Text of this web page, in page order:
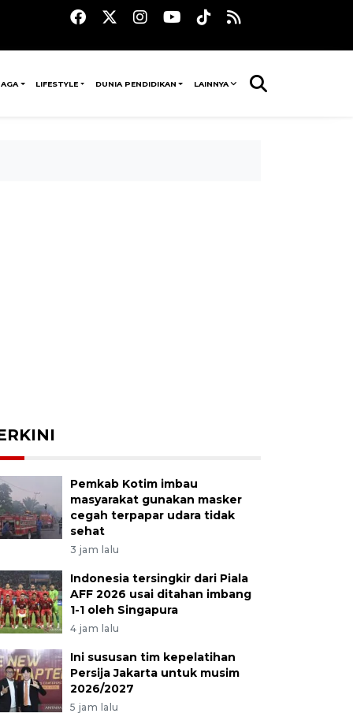
LIFESTYLE DUNIA PENDIDIKAN LAINNYA
Pemkab Kotim imbau
masyarakat gunakan masker
cegah terpapar udara tidak
sehat
3 jam lalu
Indonesia tersingkir dari Piala
AFF 2026 usai ditahan imbang
1-1 oleh Singapura
4 jam lalu
Ini sususan tim kepelatihan
Persija Jakarta untuk musim
2026/2027
5 jam lalu